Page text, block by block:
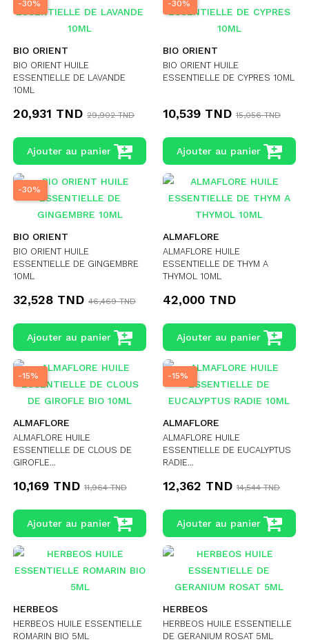
-30%
BIO ORIENT
BIO ORIENT HUILE
ESSENTIELLE DE LAVANDE
10ML
20,931 TND 29,902 TND
Ajouter au panier
-30%
BIO ORIENT
BIO ORIENT HUILE
ESSENTIELLE DE CYPRES 10ML
10,539 TND 15,056 TND
Ajouter au panier
-30%
BIO ORIENT
BIO ORIENT HUILE
ESSENTIELLE DE GINGEMBRE
10ML
32,528 TND 46,469 TND
Ajouter au panier
ALMAFLORE
ALMAFLORE HUILE
ESSENTIELLE DE THYM A
THYMOL 10ML
42,000 TND
Ajouter au panier
-15%
ALMAFLORE
ALMAFLORE HUILE
ESSENTIELLE DE CLOUS DE
GIROFLE...
10,169 TND 11,964 TND
Ajouter au panier
-15%
ALMAFLORE
ALMAFLORE HUILE
ESSENTIELLE DE EUCALYPTUS
RADIE...
12,362 TND 14,544 TND
Ajouter au panier
HERBEOS
HERBEOS HUILE ESSENTIELLE
ROMARIN BIO 5ML
HERBEOS
HERBEOS HUILE ESSENTIELLE
DE GERANIUM ROSAT 5ML